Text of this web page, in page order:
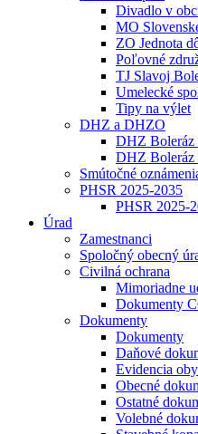
Divadlo v
MO
ZO Jednota
Poľovné
TJ Slavoj
Umelecké
Tipy na výlet
DHZ a DHZO
DHZ Boleráz
DHZ
Smútočné
PHSR 2025-2035
PHSR 2025-
Úrad
Zamestnanci
Spoločný obecný
Civilná ochrana
Mimoriadne
Dokumenty
Dokumenty
Dokumenty
Daňové
Evidencia
Obecné
Ostatné
Volebné